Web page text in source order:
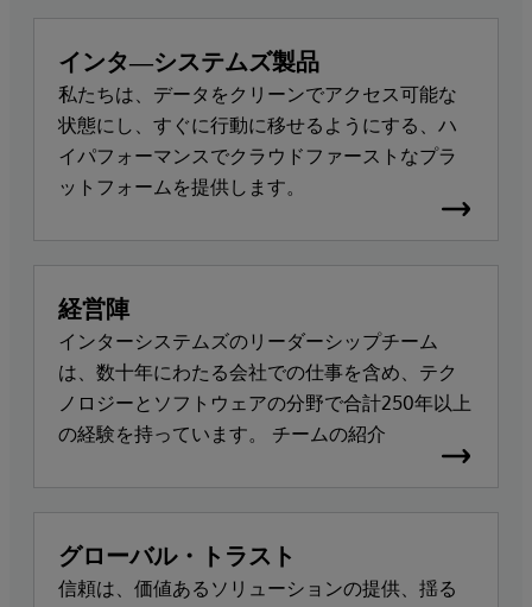
インタ―システムズ製品
私たちは、データをクリーンでアクセス可能な
状態にし、すぐに行動に移せるようにする、ハ
イパフォーマンスでクラウドファーストなプラ
ットフォームを提供します。
経営陣
インターシステムズのリーダーシップチーム
は、数十年にわたる会社での仕事を含め、テク
ノロジーとソフトウェアの分野で合計250年以上
の経験を持っています。 チームの紹介
グローバル・トラスト
信頼は、価値あるソリューションの提供、揺る